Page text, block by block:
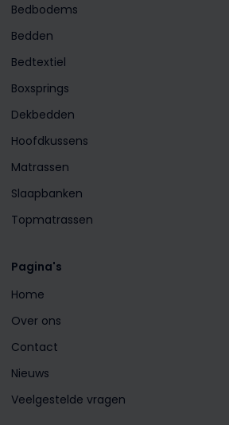
Bedbodems
Bedden
Bedtextiel
Boxsprings
Dekbedden
Hoofdkussens
Matrassen
Slaapbanken
Topmatrassen
Pagina's
Home
Over ons
Contact
Nieuws
Veelgestelde vragen